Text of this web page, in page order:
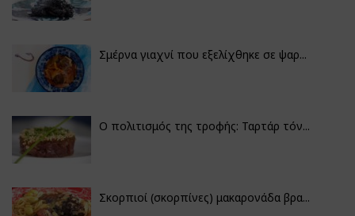
Σμέρνα γιαχνί που εξελίχθηκε σε ψαρ...
Ο πολιτισμός της τροφής: Ταρτάρ τόν...
Σκορπιοί (σκορπίνες) μακαρονάδα βρα...